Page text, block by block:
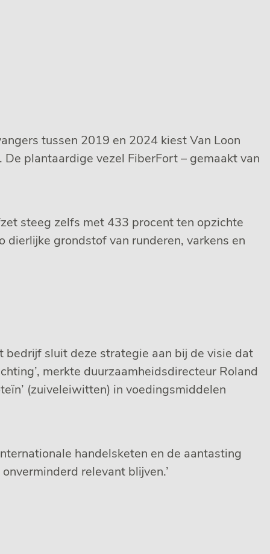
tussen 2019 en 2024 kiest Van Loon
plantaardige vezel FiberFort – gemaakt van
steeg zelfs met 433 procent ten opzichte
grondstof van runderen, varkens en
sluit deze strategie aan bij de visie dat
merkte duurzaamheidsdirecteur Roland
(zuiveleiwitten) in voedingsmiddelen
handelsketen en de aantasting
relevant blijven.’